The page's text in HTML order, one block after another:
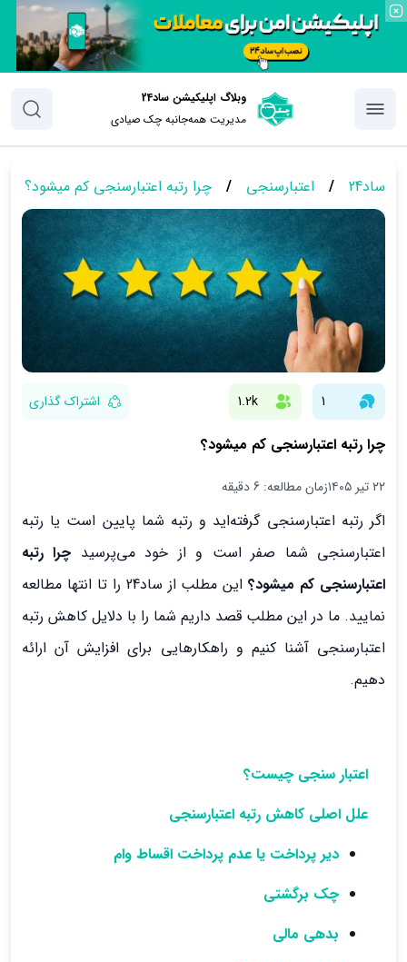
وبلاگ اپلیکیشن ساد24
مدیریت همه‌جانبه چک‌ صیادی
ساد24 / اعتبارسنجی / چرا رتبه اعتبارسنجی کم میشود؟
1
1.2k اشتراک گذاری
چرا رتبه اعتبارسنجی کم میشود؟
۲۲ تیر ۱۴۰۵ زمان مطالعه: 6 دقیقه
اگر رتبه اعتبارسنجی گرفته‌اید و رتبه شما پایین است یا رتبه
اعتبارسنجی شما صفر است و از خود می‌پرسید چرا رتبه
اعتبارسنجی کم میشود؟
این مطلب از ساد24 را تا انتها مطالعه
نمایید. ما در این مطلب قصد داریم شما را با دلایل کاهش رتبه
اعتبارسنجی آشنا کنیم و راهکارهایی برای افزایش آن ارائه
دهیم.
اعتبار سنجی چیست؟
علل اصلی کاهش رتبه اعتبارسنجی
دیر پرداخت یا عدم پرداخت اقساط وام
چک برگشتی
بدهی‌ مالی